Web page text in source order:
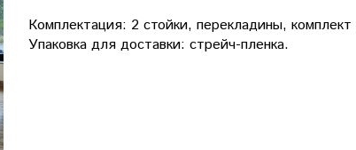
Комплектация: 2 стойки, перекладины,
Упаковка для доставки: стрейч-пленка.